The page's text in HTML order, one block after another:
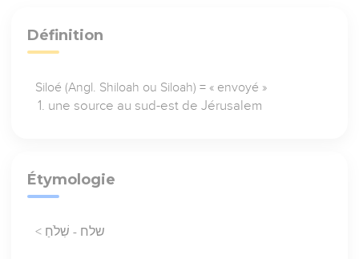
Définition
Siloé (Angl. Shiloah ou Siloah) = « envoyé »
une source au sud-est de Jérusalem
Étymologie
< שלח - שִׁלֹחַ